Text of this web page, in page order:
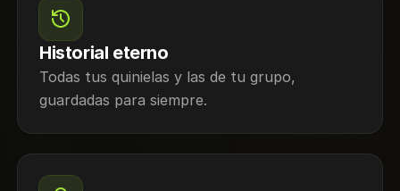
Historial eterno
Todas tus quinielas y las de tu grupo,
guardadas para siempre.